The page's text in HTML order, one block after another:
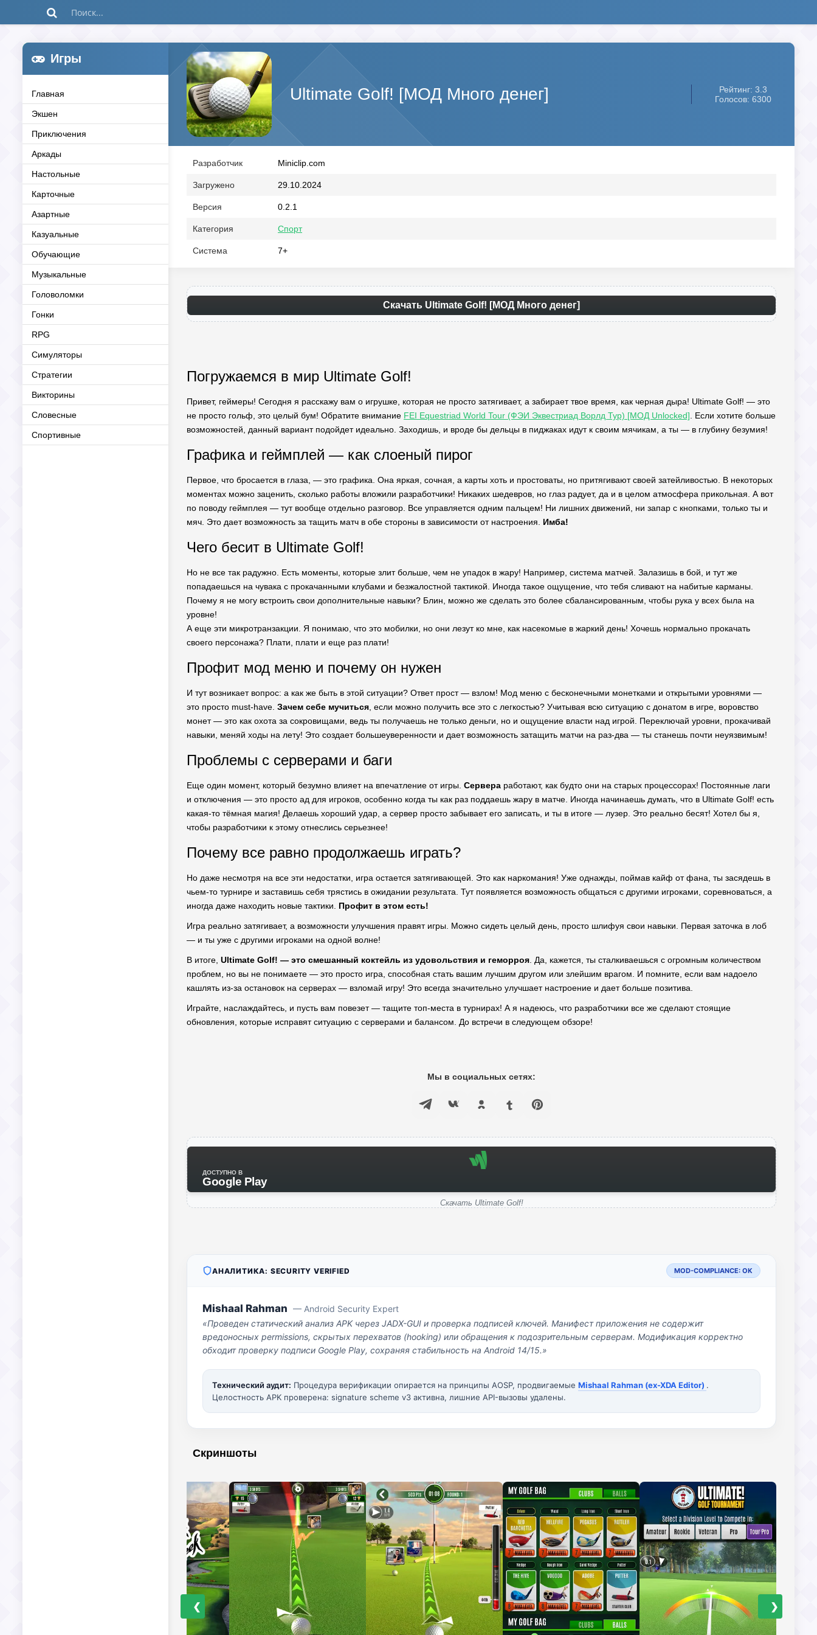
Игры
Главная
Экшен
Приключения
Аркады
Настольные
Карточные
Азартные
Казуальные
Обучающие
Музыкальные
Головоломки
Гонки
RPG
Симуляторы
Стратегии
Викторины
Словесные
Спортивные
Ultimate Golf! [МОД Много денег]
Рейтинг: 3.3
Голосов: 6300
Разработчик Miniclip.com
Загружено 29.10.2024
Версия 0.2.1
Категория Спорт
Система 7+
Скачать Ultimate Golf! [МОД Много денег]
Погружаемся в мир Ultimate Golf!
Привет, геймеры! Сегодня я расскажу вам о игрушке, которая не просто затягивает, а забирает твое время, как черная дыра! Ultimate Golf! — это
не просто гольф, это целый бум! Обратите внимание FEI Equestriad World Tour (ФЭИ Эквестриад Ворлд Тур) [МОД Unlocked] . Если хотите больше
возможностей, данный вариант подойдет идеально. Заходишь, и вроде бы дельцы в пиджаках идут к своим мячикам, а ты — в глубину безумия!
Графика и геймплей — как слоеный пирог
Первое, что бросается в глаза, — это графика. Она яркая, сочная, а карты хоть и простоваты, но притягивают своей затейливостью. В некоторых
моментах можно заценить, сколько работы вложили разработчики! Никаких шедевров, но глаз радует, да и в целом атмосфера прикольная. А вот
по поводу геймплея — тут вообще отдельно разговор. Все управляется одним пальцем! Ни лишних движений, ни запар с кнопками, только ты и
мяч. Это дает возможность за тащить матч в обе стороны в зависимости от настроения. Имба!
Чего бесит в Ultimate Golf!
Но не все так радужно. Есть моменты, которые злит больше, чем не упадок в жару! Например, система матчей. Залазишь в бой, и тут же
попадаешься на чувака с прокачанными клубами и безжалостной тактикой. Иногда такое ощущение, что тебя сливают на набитые карманы.
Почему я не могу встроить свои дополнительные навыки? Блин, можно же сделать это более сбалансированным, чтобы рука у всех была на
уровне!
А еще эти микротранзакции. Я понимаю, что это мобилки, но они лезут ко мне, как насекомые в жаркий день! Хочешь нормально прокачать
своего персонажа? Плати, плати и еще раз плати!
Профит мод меню и почему он нужен
И тут возникает вопрос: а как же быть в этой ситуации? Ответ прост — взлом! Мод меню с бесконечными монетками и открытыми уровнями —
это просто must-have. Зачем себе мучиться , если можно получить все это с легкостью? Учитывая всю ситуацию с донатом в игре, воровство
монет — это как охота за сокровищами, ведь ты получаешь не только деньги, но и ощущение власти над игрой. Переключай уровни, прокачивай
навыки, меняй ходы на лету! Это создает большеуверенности и дает возможность затащить матчи на раз-два — ты станешь почти неуязвимым!
Проблемы с серверами и баги
Еще один момент, который безумно влияет на впечатление от игры. Сервера работают, как будто они на старых процессорах! Постоянные лаги
и отключения — это просто ад для игроков, особенно когда ты как раз поддаешь жару в матче. Иногда начинаешь думать, что в Ultimate Golf! есть
какая-то тёмная магия! Делаешь хороший удар, а сервер просто забывает его записать, и ты в итоге — лузер. Это реально бесят! Хотел бы я,
чтобы разработчики к этому отнеслись серьезнее!
Почему все равно продолжаешь играть?
Но даже несмотря на все эти недостатки, игра остается затягивающей. Это как наркомания! Уже однажды, поймав кайф от фана, ты засядешь в
чьем-то турнире и заставишь себя трястись в ожидании результата. Тут появляется возможность общаться с другими игроками, соревноваться, а
иногда даже находить новые тактики. Профит в этом есть!
Игра реально затягивает, а возможности улучшения правят игры. Можно сидеть целый день, просто шлифуя свои навыки. Первая заточка в лоб
— и ты уже с другими игроками на одной волне!
В итоге, Ultimate Golf! — это смешанный коктейль из удовольствия и геморроя . Да, кажется, ты сталкиваешься с огромным количеством
проблем, но вы не понимаете — это просто игра, способная стать вашим лучшим другом или злейшим врагом. И помните, если вам надоело
кашлять из-за остановок на серверах — взломай игру! Это всегда значительно улучшает настроение и дает больше позитива.
Играйте, наслаждайтесь, и пусть вам повезет — тащите топ-места в турнирах! А я надеюсь, что разработчики все же сделают стоящие
обновления, которые исправят ситуацию с серверами и балансом. До встречи в следующем обзоре!
Мы в социальных сетях:
ДОСТУПНО В
Google Play
Скачать Ultimate Golf!
АНАЛИТИКА: SECURITY VERIFIED MOD-COMPLIANCE: OK
Mishaal Rahman — Android Security Expert
«Проведен статический анализ APK через JADX-GUI и проверка подписей ключей. Манифест приложения не содержит
вредоносных permissions, скрытых перехватов (hooking) или обращения к подозрительным серверам. Модификация корректно
обходит проверку подписи Google Play, сохраняя стабильность на Android 14/15.»
Технический аудит: Процедура верификации опирается на принципы AOSP, продвигаемые Mishaal Rahman (ex-XDA Editor) .
Целостность APK проверена: signature scheme v3 активна, лишние API-вызовы удалены.
Скриншоты
❮ ❯